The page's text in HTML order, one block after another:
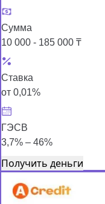
Сумма
10 000 - 185 000 ₸
Ставка
от 0,01%
ГЭСВ
3,7% – 46%
Получить деньги